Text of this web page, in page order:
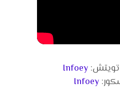
Infoey
Infoey